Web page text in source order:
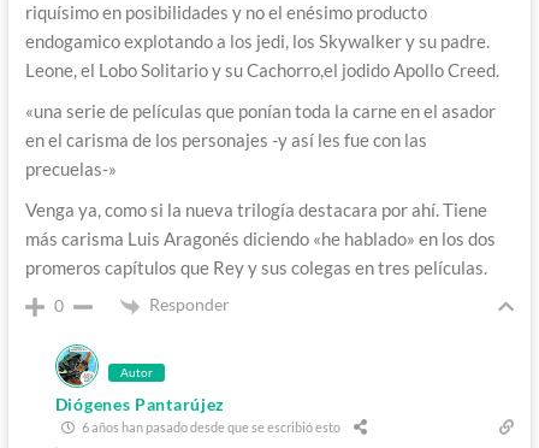
riquísimo en posibilidades y no el enésimo producto
endogamico explotando a los jedi, los Skywalker y su padre.
Leone, el Lobo Solitario y su Cachorro,el jodido Apollo Creed.
«una serie de películas que ponían toda la carne en el asador
en el carisma de los personajes -y así les fue con las
precuelas-»
Venga ya, como si la nueva trilogía destacara por ahí. Tiene
más carisma Luis Aragonés diciendo «he hablado» en los dos
promeros capítulos que Rey y sus colegas en tres películas.
0 Responder
Autor
Diógenes Pantarújez
6 años han pasado desde que se escribió esto